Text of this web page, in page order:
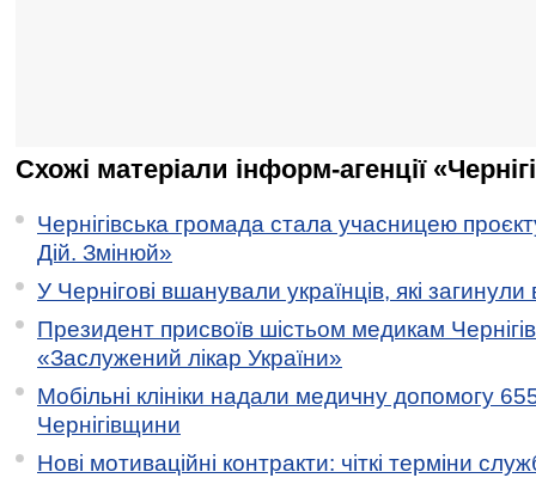
Схожі матеріали інформ-агенції
Чернігівська громада стала учасницею
Дій. Змінюй»
У Чернігові вшанували українців, які загинули
Президент присвоїв шістьом медикам
«Заслужений лікар України»
Мобільні клініки надали медичну допомогу
Чернігівщини
Нові мотиваційні контракти: чіткі терміни